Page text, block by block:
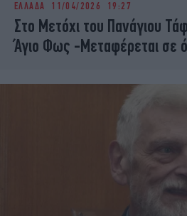
iBOOKS
OSCARS
MEDIA
NEWSLETTER
ΕΛΛΑΔΑ 11/04/2026 19:27
Στο Μετόχι του Πανάγιου
Άγιο Φως -Μεταφέρεται σε